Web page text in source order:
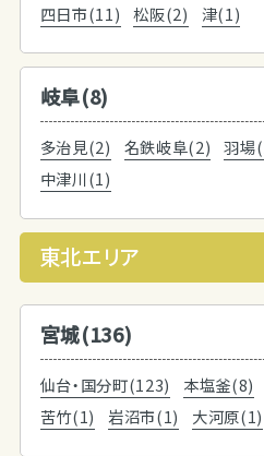
四日市(11) 松阪(2) 津(1)
岐阜(8)
多治見(2) 名鉄岐阜(2) 羽場
中津川(1)
東北エリア
宮城(136)
仙台・国分町(123) 本塩釜(8)
苦竹(1)
岩沼市(1) 大河原(1)